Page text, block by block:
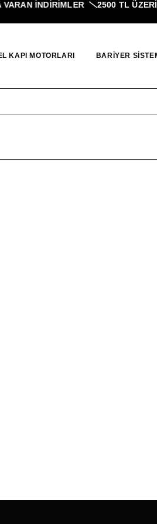
İNDIRIMLER 2500 TL ÜZERI
KAPI MOTORLARI BARIYER